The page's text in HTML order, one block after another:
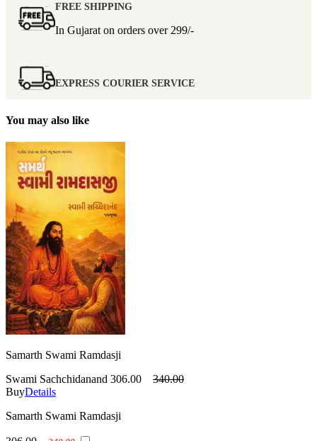
FREE SHIPPING
In Gujarat on orders over 299/-
EXPRESS COURIER SERVICE
You may also like
Samarth Swami Ramdasji
Swami Sachchidanand 306.00
340.00
BuyDetails
Samarth Swami Ramdasji